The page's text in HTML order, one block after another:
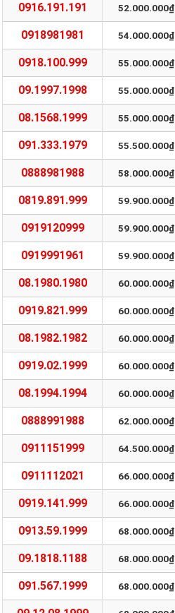
0916.191.191 52.000.000₫
0918981981 54.000.000₫
0918.100.999 55.000.000₫
09.1997.1998 55.000.000₫
08.1568.1999 55.000.000₫
091.333.1979 55.500.000₫
0888981988 58.000.000₫
0819.891.999 59.900.000₫
0919120999 59.900.000₫
0919991961 59.900.000₫
08.1980.1980 60.000.000₫
0919.821.999 60.000.000₫
08.1982.1982 60.000.000₫
0919.02.1999 60.000.000₫
08.1994.1994 60.000.000₫
0888991988 62.000.000₫
0911151999 64.500.000₫
0911112021 66.000.000₫
0919.141.999 66.000.000₫
0913.59.1999 68.000.000₫
09.1818.1188 68.000.000₫
091.567.1999 68.000.000₫